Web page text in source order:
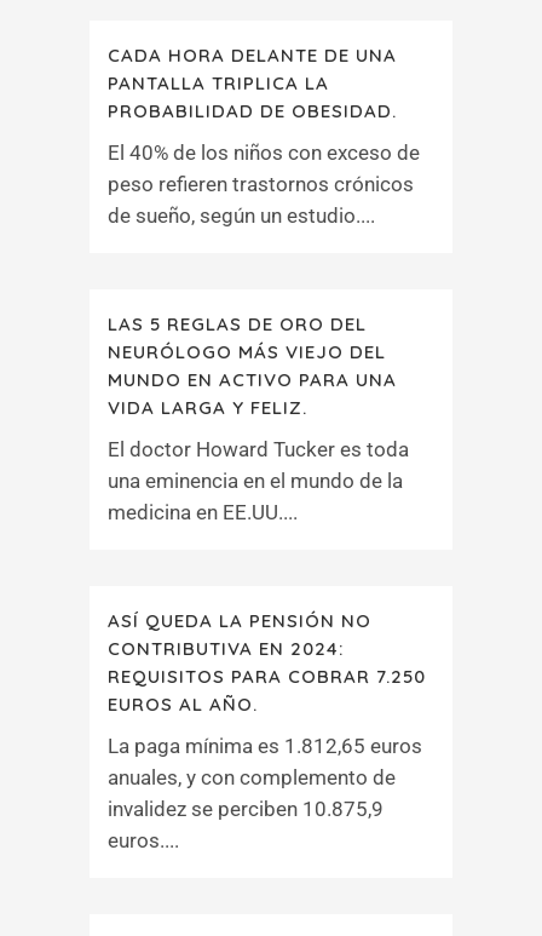
CADA HORA DELANTE DE UNA
PANTALLA TRIPLICA LA
PROBABILIDAD DE OBESIDAD.
El 40% de los niños con exceso de
peso refieren trastornos crónicos
de sueño, según un estudio....
LAS 5 REGLAS DE ORO DEL
NEURÓLOGO MÁS VIEJO DEL
MUNDO EN ACTIVO PARA UNA
VIDA LARGA Y FELIZ.
El doctor Howard Tucker es toda
una eminencia en el mundo de la
medicina en EE.UU....
ASÍ QUEDA LA PENSIÓN NO
CONTRIBUTIVA EN 2024:
REQUISITOS PARA COBRAR 7.250
EUROS AL AÑO.
La paga mínima es 1.812,65 euros
anuales, y con complemento de
invalidez se perciben 10.875,9
euros....